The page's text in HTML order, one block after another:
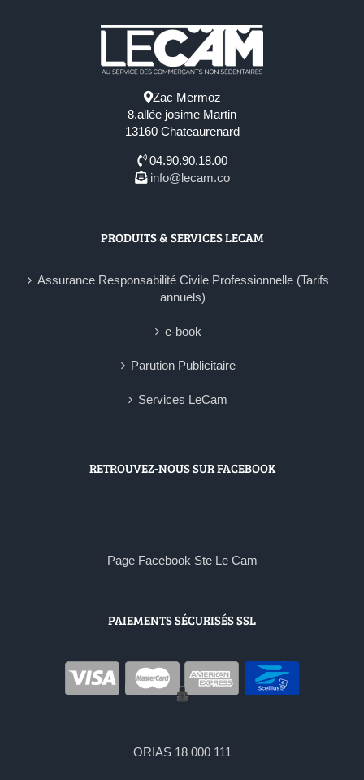
Zac Mermoz
8.allée josime Martin
13160 Chateaurenard
04.90.90.18.00
info@lecam.co
PRODUITS & SERVICES LECAM
Assurance Responsabilité Civile Professionnelle (Tarifs
annuels)
e-book
Parution Publicitaire
Services LeCam
RETROUVEZ-NOUS SUR FACEBOOK
Page Facebook Ste Le Cam
PAIEMENTS SÉCURISÉS SSL
ORIAS 18 000 111